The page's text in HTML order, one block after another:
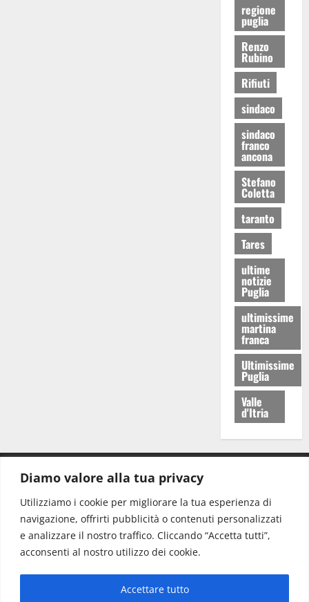
Diamo valore alla tua privacy
Utilizziamo i cookie per migliorare la tua esperienza di
navigazione, offrirti pubblicità o contenuti personalizzati
e analizzare il nostro traffico. Cliccando “Accetta tutti”,
acconsenti al nostro utilizzo dei cookie.
Accettare tutto
regione
puglia
Renzo
Rubino
Rifiuti
sindaco
sindaco
franco
ancona
Stefano
Coletta
taranto
Tares
ultime
notizie
Puglia
ultimissime
martina
franca
Ultimissime
Puglia
Valle
d'Itria
Redazione: redazione@www.martinasera.it
Direttore:direttore@www.martinasera.it
Info & Commerciale:info@www.martinasera.it